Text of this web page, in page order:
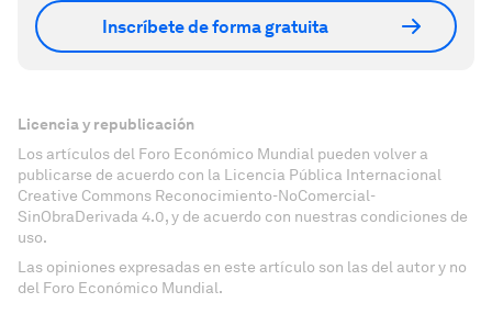
Inscríbete de forma gratuita
Licencia y republicación
Los artículos del Foro Económico Mundial pueden volver a
publicarse de acuerdo con la Licencia Pública Internacional
Creative Commons Reconocimiento-NoComercial-
SinObraDerivada 4.0, y de acuerdo con nuestras condiciones de
uso.
Las opiniones expresadas en este artículo son las del autor y no
del Foro Económico Mundial.